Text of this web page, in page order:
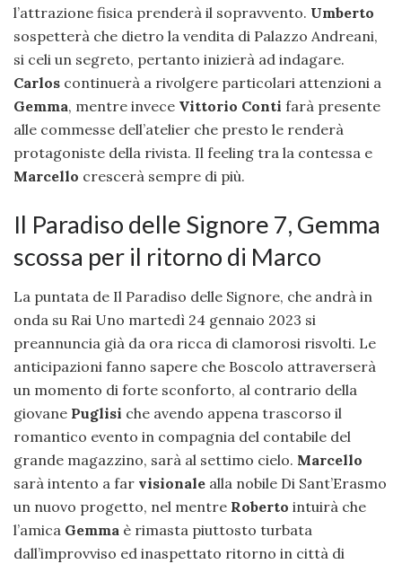
l’attrazione fisica prenderà il sopravvento. Umberto
sospetterà che dietro la vendita di Palazzo Andreani,
si celi un segreto, pertanto inizierà ad indagare.
Carlos continuerà a rivolgere particolari attenzioni a
Gemma, mentre invece Vittorio Conti farà presente
alle commesse dell’atelier che presto le renderà
protagoniste della rivista. Il feeling tra la contessa e
Marcello crescerà sempre di più.
Il Paradiso delle Signore 7, Gemma
scossa per il ritorno di Marco
La puntata de Il Paradiso delle Signore, che andrà in
onda su Rai Uno martedì 24 gennaio 2023 si
preannuncia già da ora ricca di clamorosi risvolti. Le
anticipazioni fanno sapere che Boscolo attraverserà
un momento di forte sconforto, al contrario della
giovane Puglisi che avendo appena trascorso il
romantico evento in compagnia del contabile del
grande magazzino, sarà al settimo cielo. Marcello
sarà intento a far visionale alla nobile Di Sant’Erasmo
un nuovo progetto, nel mentre Roberto intuirà che
l’amica Gemma è rimasta piuttosto turbata
dall’improvviso ed inaspettato ritorno in città di